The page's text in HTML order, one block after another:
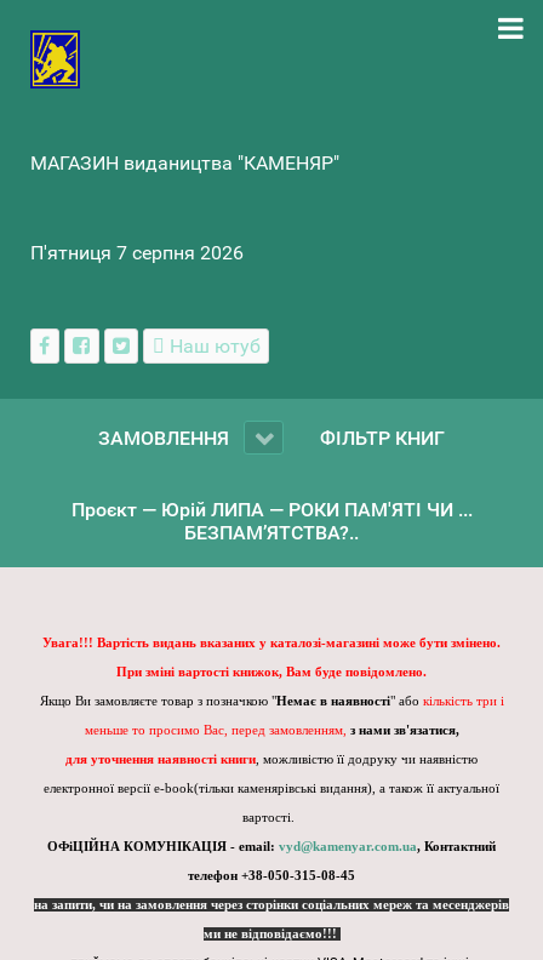
МАГАЗИН видаництва "КАМЕНЯР"
П'ятниця 7 серпня 2026
Наш ютуб
ЗАМОВЛЕННЯ ФІЛЬТР КНИГ
Проєкт — Юрій ЛИПА — РОКИ ПАМ'ЯТІ ЧИ ...
БЕЗПАМ’ЯТСТВА?..
Увага!!! Вартість видань вказаних у каталозі-магазині може бути змінено.
При зміні вартості книжок, Вам буде повідомлено.
Якщо Ви замовляєте товар з позначкою "Немає в наявності" або кількість три і
меньше то просимо Вас, перед замовленням, з нами зв'язатися,
для уточнення наявності книги , можливістю її додруку чи наявністю
електронної версії e-book(тільки каменярівські видання), а також її актуальної
вартості.
ОФіЦІЙНА КОМУНІКАЦІЯ - email: vyd@kamenyar.com.ua, Контактний
телефон +38-050-315-08-45
на запити, чи на замовлення через сторінки соціальних мереж та месенджерів
ми не відповідаємо!!!